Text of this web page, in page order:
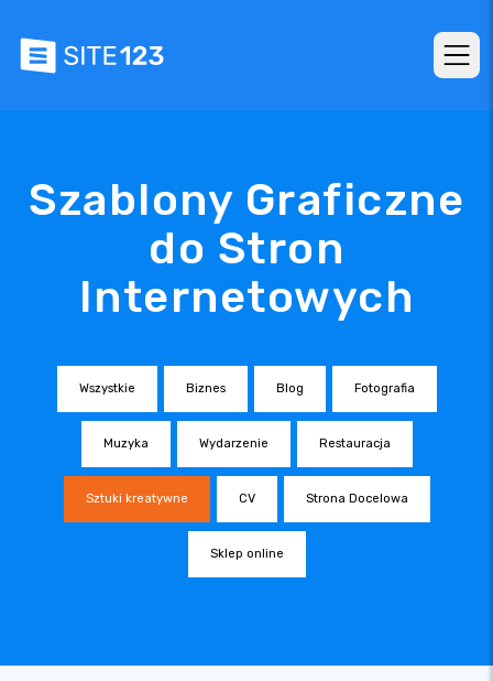
Szablony Graficzne
do Stron
Internetowych
Wszystkie Biznes Blog Fotografia
Muzyka Wydarzenie Restauracja
Sztuki kreatywne CV Strona Docelowa
Sklep online